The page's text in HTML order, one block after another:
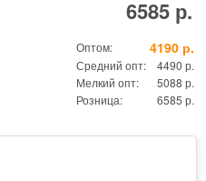
6585 р.
Оптом: 4190 р.
Средний опт:
4490 р.
Мелкий опт:
5088 р.
Розница:
6585 р.